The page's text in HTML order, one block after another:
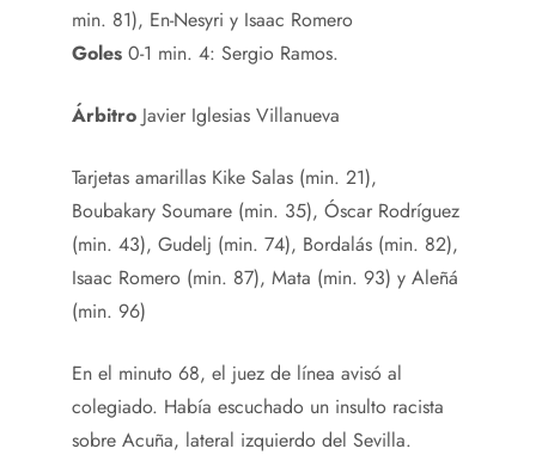
min. 81), En-Nesyri y Isaac Romero
Goles 0-1 min. 4: Sergio Ramos.
Árbitro Javier Iglesias Villanueva
Tarjetas amarillas Kike Salas (min. 21),
Boubakary Soumare (min. 35), Óscar Rodríguez
(min. 43), Gudelj (min. 74), Bordalás (min. 82),
Isaac Romero (min. 87), Mata (min. 93) y Aleñá
(min. 96)
En el minuto 68, el juez de línea avisó al
colegiado. Había escuchado un insulto racista
sobre Acuña, lateral izquierdo del Sevilla.